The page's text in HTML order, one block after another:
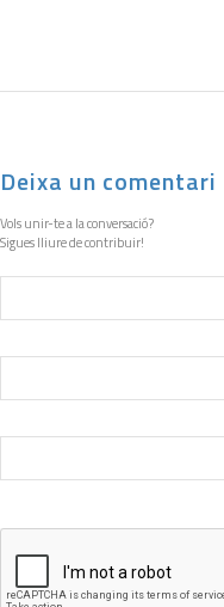
Deixa un comentari
Vols unir-te a la conversació?
Sigues lliure de contribuir!